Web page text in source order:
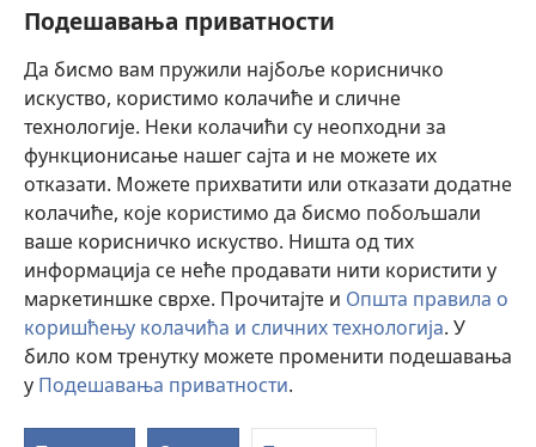
Подешавања приватности
Да бисмо вам пружили најбоље корисничко
искуство, користимо колачиће и сличне
технологије. Неки колачићи су неопходни за
функционисање нашег сајта и не можете их
отказати. Можете прихватити или отказати додатне
колачиће, које користимо да бисмо побољшали
ваше корисничко искуство. Ништа од тих
информација се неће продавати нити користити у
маркетиншке сврхе. Прочитајте и Општа правила о
коришћењу колачића и сличних технологија. У
било ком тренутку можете променити подешавања
у Подешавања приватности.
(отвара
нови
прозор)ОНЛАЈН БИБЛИОТЕКА Watchtower
(отвара
нови
прозор)JW Hub®
(отвара
нови
прозор)JW Library
Watchtower Library ®
Copyright© 2026 Watch Tower Bible and Tract Society of Pennsylvania.
ПРАВИЛА КОРИШЋЕЊА
ПРИВАТНОСТИ